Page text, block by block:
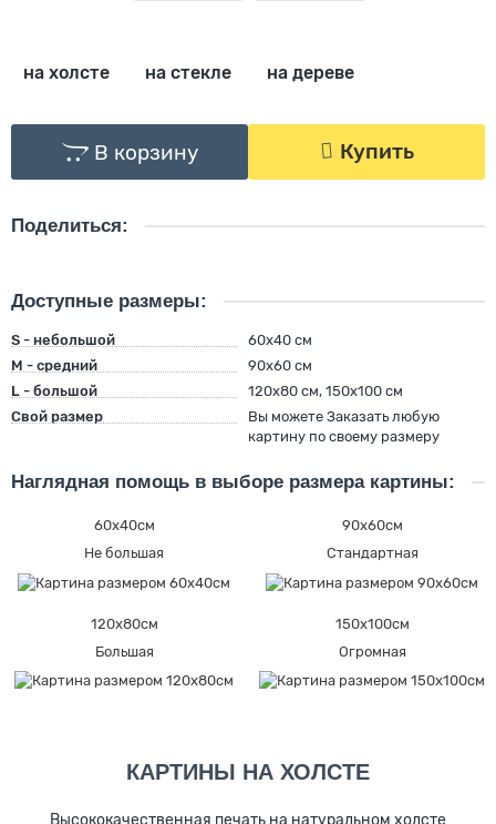
на холсте на стекле на дереве
В корзину Купить
Поделиться:
Доступные размеры:
S - небольшой
60х40 см
M - средний
90х60 см
L - большой
120х80 см, 150х100 см
Свой размер
Вы можете Заказать любую
картину по своему размеру
Наглядная помощь в выборе размера картины:
60х40см
Не большая
90х60см
Стандартная
120х80см
Большая
150х100см
Огромная
КАРТИНЫ НА ХОЛСТЕ